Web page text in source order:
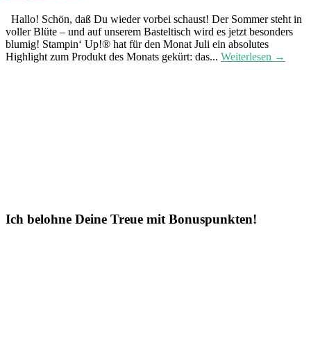
Hallo! Schön, daß Du wieder vorbei schaust! Der Sommer steht in
voller Blüte – und auf unserem Basteltisch wird es jetzt besonders
blumig! Stampin‘ Up!® hat für den Monat Juli ein absolutes
Highlight zum Produkt des Monats gekürt: das... Weiterlesen →
Ich belohne Deine Treue mit Bonuspunkten!